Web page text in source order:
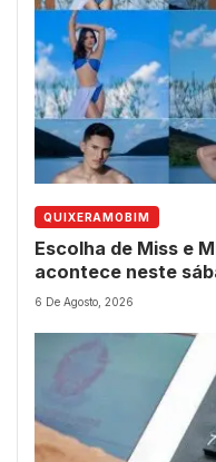
QUIXERAMOBIM
Escolha de Miss e
acontece neste
dos 237 anos do
6 De Agosto, 2026